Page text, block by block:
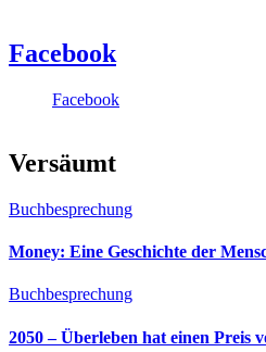
Facebook
Facebook
Versäumt
Buchbesprechung
Money: Eine Geschichte der
Buchbesprechung
2050 – Überleben hat einen Preis